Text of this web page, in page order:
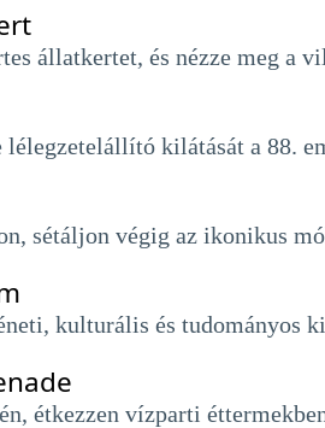
állatkertet, és nézze meg a
lélegzetelállító kilátását a 88.
sétáljon végig az ikonikus
kulturális és tudományos
étkezzen vízparti